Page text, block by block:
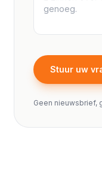
Stuur uw
Geen nieuwsbrief,